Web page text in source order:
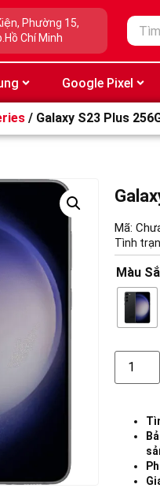
Phường 15,
Chí Minh
Google Pixel
/ Galaxy S23 Plus
Mã:
Tình
Màu